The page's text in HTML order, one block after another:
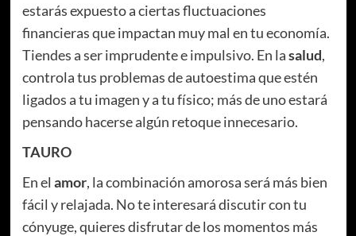
estarás expuesto a ciertas fluctuaciones
financieras que impactan muy mal en tu economía.
Tiendes a ser imprudente e impulsivo. En lasalud,
controla tus problemas de autoestima que estén
ligados a tu imagen y a tu físico; más de uno estará
pensando hacerse algún retoque innecesario.
TAURO
En el amor, la combinación amorosa será más bien
fácil y relajada. No te interesará discutir con tu
cónyuge, quieres disfrutar de los momentos más